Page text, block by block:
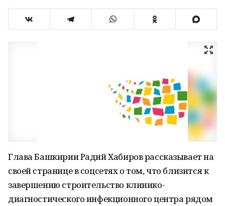
Глава Башкирии Радий Хабиров рассказывает на
своей странице в соцсетях о том, что близится к
завершению строительство клинико-
диагностического инфекционного центра рядом